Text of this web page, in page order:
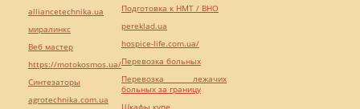
alliancetechnika.ua
миралинкс
Веб мастер
https://motokosmos.ua/
Синтезаторы
agrotechnika.com.ua
Подготовка к НМТ / ВНО
pereklad.ua
hospice-life.com.ua/
Перевозка больных
Перевозка лежачих
больных за границу
Шкафы купе